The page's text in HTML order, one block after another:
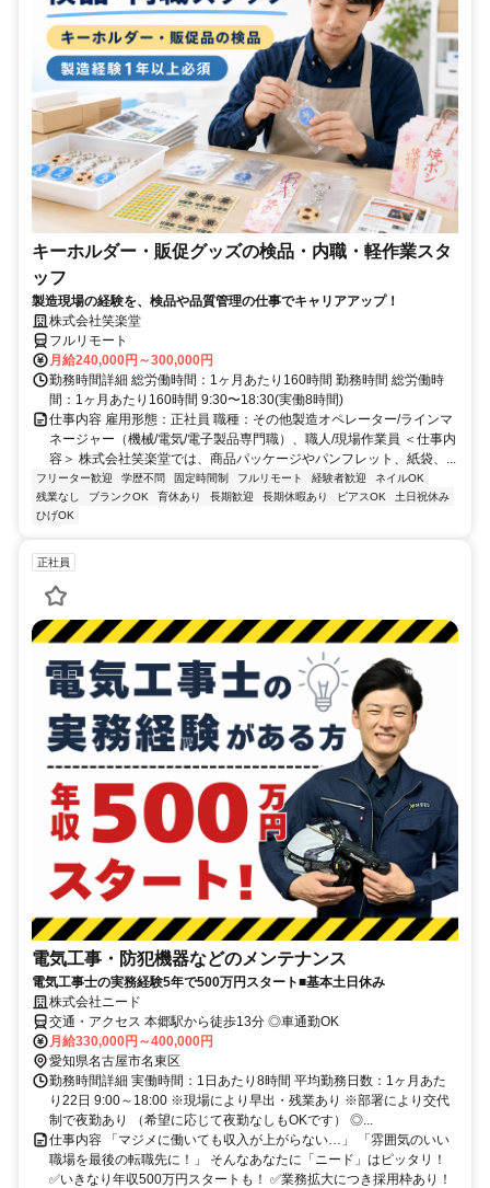
キーホルダー・販促グッズの検品・内職・軽作業スタ
ッフ
製造現場の経験を、検品や品質管理の仕事でキャリアアップ！
株式会社笑楽堂
フルリモート
月給240,000円～300,000円
勤務時間詳細 総労働時間：1ヶ月あたり160時間 勤務時間 総労働時
間：1ヶ月あたり160時間 9:30〜18:30(実働8時間)
仕事内容 雇用形態：正社員 職種：その他製造オペレーター/ラインマ
ネージャー（機械/電気/電子製品専門職）、職人/現場作業員 ＜仕事内
容＞ 株式会社笑楽堂では、商品パッケージやパンフレット、紙袋、...
フリーター歓迎 学歴不問 固定時間制 フルリモート 経験者歓迎
ネイルOK
残業なし
ブランクOK 育休あり 長期歓迎 長期休暇あり ピアスOK
土日祝休み
ひげOK
正社員
電気工事・防犯機器などのメンテナンス
電気工事士の実務経験5年で500万円スタート■基本土日休み
株式会社ニード
交通・アクセス 本郷駅から徒歩13分 ◎車通勤OK
月給330,000円～400,000円
愛知県名古屋市名東区
勤務時間詳細 実働時間：1日あたり8時間 平均勤務日数：1ヶ月あた
り22日 9:00～18:00 ※現場により早出・残業あり ※部署により交代
制で夜勤あり （希望に応じて夜勤なしもOKです） ◎...
仕事内容 「マジメに働いても収入が上がらない…」 「雰囲気のいい
職場を最後の転職先に！」 そんなあなたに「ニード」はピッタリ！
✅いきなり年収500万円スタートも！ ✅業務拡大につき採用枠あり！